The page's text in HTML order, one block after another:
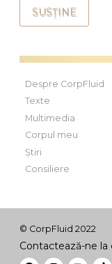
SUSȚINE
Despre CorpFluid
Texte
Multimedia
Corpul meu
Știri
Consiliere
© CorpFluid 2022
Contactează-ne